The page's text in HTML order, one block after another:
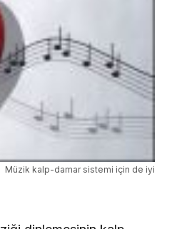
Müzik kalp-damar sistemi için de iyi